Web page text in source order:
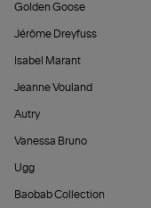
Golden Goose
Jérôme Dreyfuss
Isabel Marant
Jeanne Vouland
Autry
Vanessa Bruno
Ugg
Baobab Collection